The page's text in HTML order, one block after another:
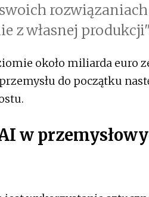
rozwiązaniach
z własnej
około miliarda euro
do początku
w